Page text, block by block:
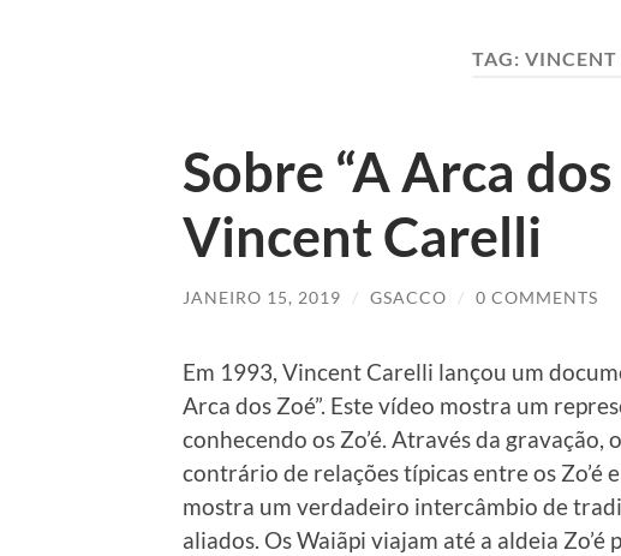
TAG: VINCENT
Sobre “A Arca dos
Vincent Carelli
JANEIRO 15, 2019 / GSACCO / 0 COMMENTS
Em 1993, Vincent Carelli lançou um
Arca dos Zoé”. Este vídeo mostra um
conhecendo os Zo’é. Através da gravação,
contrário de relações típicas entre os Zo’é
mostra um verdadeiro intercâmbio de
aliados. Os Waiãpi viajam até a aldeia